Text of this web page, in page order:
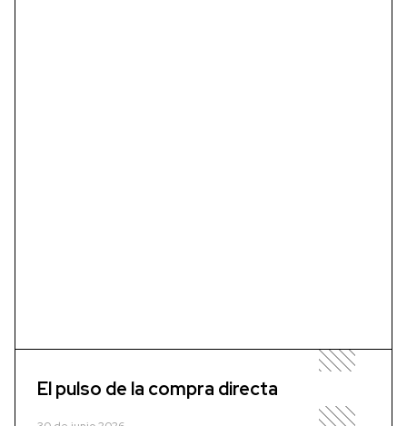
El pulso de la compra directa